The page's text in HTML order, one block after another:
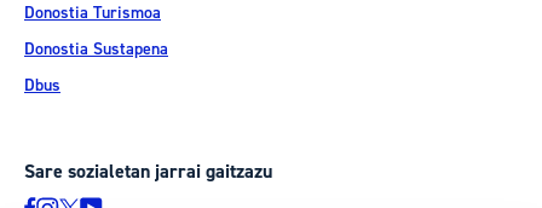
Donostia Turismoa
Donostia Sustapena
Dbus
Sare sozialetan jarrai gaitzazu